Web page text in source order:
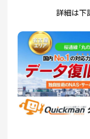
詳細は下